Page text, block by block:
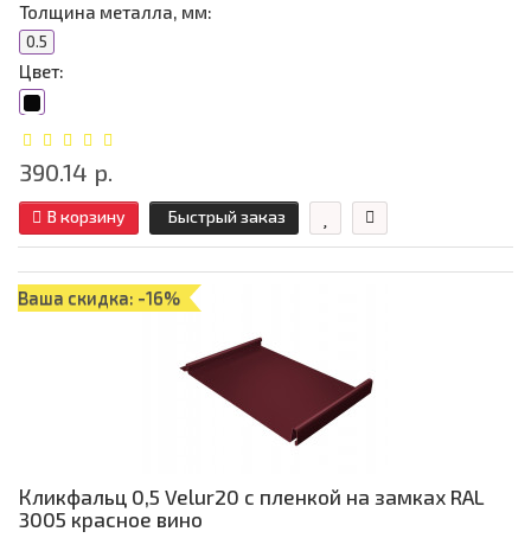
Толщина металла, мм:
0.5
Цвет:
390.14 р.
В корзину Быстрый заказ
Ваша скидка: -16%
Кликфальц 0,5 Velur20 с пленкой на замках RAL
3005 красное вино